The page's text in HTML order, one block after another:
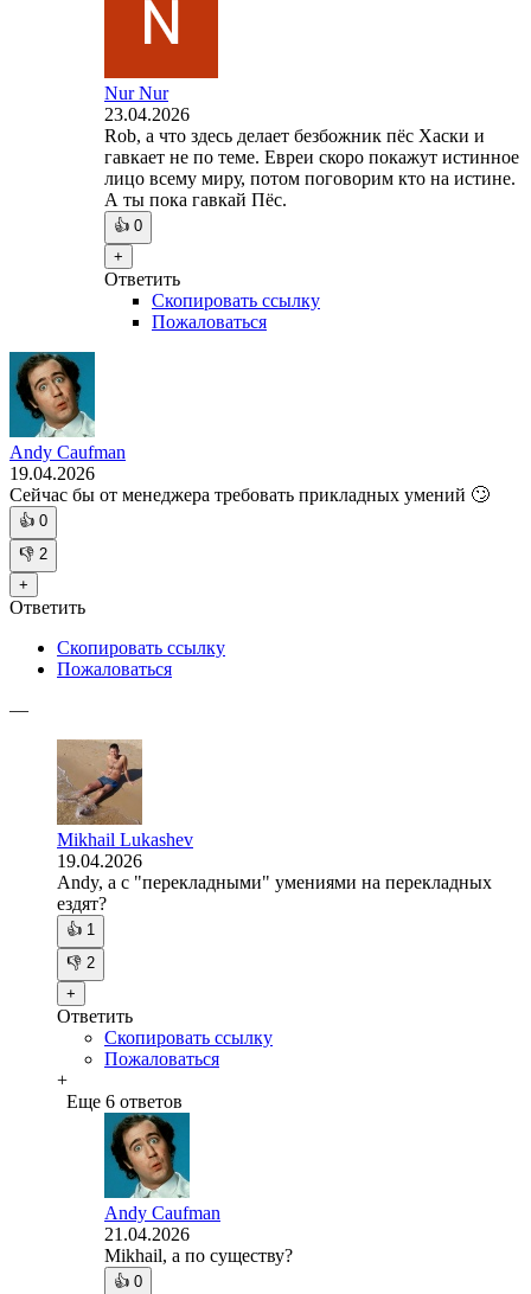
Nur Nur
23.04.2026
Rob, а что здесь делает безбожник пёс Хаски и
гавкает не по теме. Евреи скоро покажут истинное
лицо всему миру, потом поговорим кто на истине.
А ты пока гавкай Пёс.
👍 0
+
Ответить
Скопировать ссылку
Пожаловаться
Andy Caufman
19.04.2026
Сейчас бы от менеджера требовать прикладных умений 🙄
👍 0
👎 2
+
Ответить
Скопировать ссылку
Пожаловаться
—
Mikhail Lukashev
19.04.2026
Andy, а с "перекладными" умениями на перекладных
ездят?
👍 1
👎 2
+
Ответить
Скопировать ссылку
Пожаловаться
+
Еще 6 ответов
Andy Caufman
21.04.2026
Mikhail, а по существу?
👍 0